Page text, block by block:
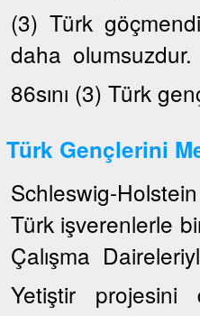
(3) Türk
daha
86sını (3) Türk
Türk Gençlerini
Schleswig-
Türk işverenlerle
Çalışma
Yetiştir